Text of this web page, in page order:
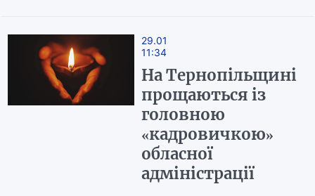
29.01
11:34
На Тернопільщині
прощаються із
головною
«кадровичкою»
обласної
адміністрації